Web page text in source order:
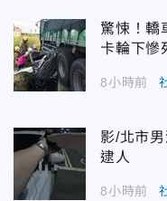
驚悚！轎
卡輪下慘
8小時前
影/北市
逮人
8小時前